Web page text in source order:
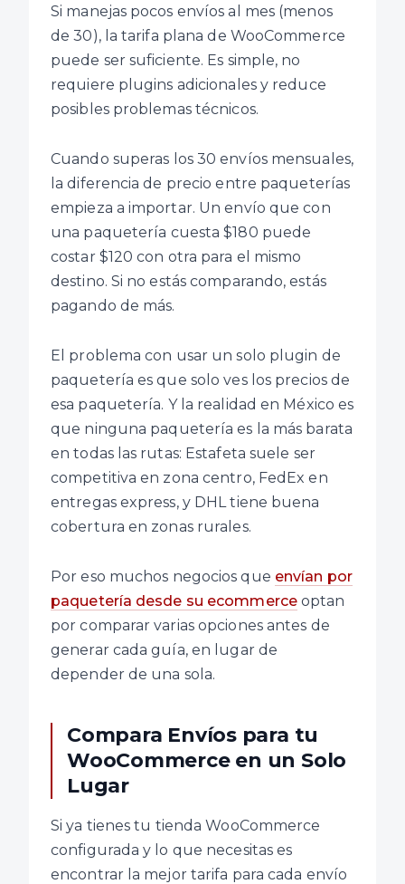
Si manejas pocos envíos al mes (menos
de 30), la tarifa plana de WooCommerce
puede ser suficiente. Es simple, no
requiere plugins adicionales y reduce
posibles problemas técnicos.
Cuando superas los 30 envíos mensuales,
la diferencia de precio entre paqueterías
empieza a importar. Un envío que con
una paquetería cuesta $180 puede
costar $120 con otra para el mismo
destino. Si no estás comparando, estás
pagando de más.
El problema con usar un solo plugin de
paquetería es que solo ves los precios de
esa paquetería. Y la realidad en México es
que ninguna paquetería es la más barata
en todas las rutas: Estafeta suele ser
competitiva en zona centro, FedEx en
entregas express, y DHL tiene buena
cobertura en zonas rurales.
Por eso muchos negocios que envían por
paquetería desde su ecommerceoptan
por comparar varias opciones antes de
generar cada guía, en lugar de
depender de una sola.
Compara Envíos para tu
WooCommerce en un Solo
Lugar
Si ya tienes tu tienda WooCommerce
configurada y lo que necesitas es
encontrar la mejor tarifa para cada envío